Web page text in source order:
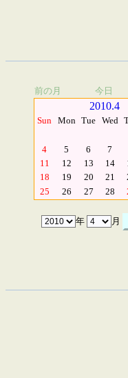
前の月 今日
2010.4
Sun Mon Tue Wed
4
5 6 7
11
12 13 14
18
19 20 21
25
26 27 28
年 月